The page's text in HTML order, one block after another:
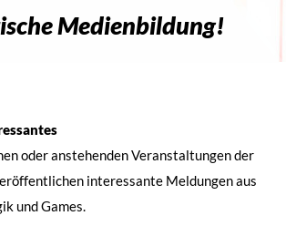
Medienbildung!
oder anstehenden Veranstaltungen der
interessante Meldungen aus
und Games.